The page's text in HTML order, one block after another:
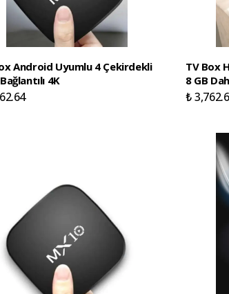
Android Uyumlu 4 Çekirdekli
4K
TV Box
8 GB
₺